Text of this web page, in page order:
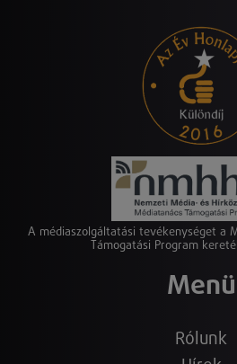
A médiaszolgáltatási tevékenységet a
Támogatási Program
Menü
Rólunk